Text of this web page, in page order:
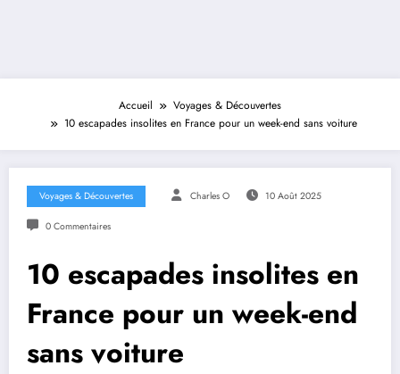
Accueil
Voyages & Découvertes
10 escapades insolites en France pour un week-end sans voiture
Voyages & Découvertes Charles O 10 Août 2025
0 Commentaires
10 escapades insolites en
France pour un week-end
sans voiture